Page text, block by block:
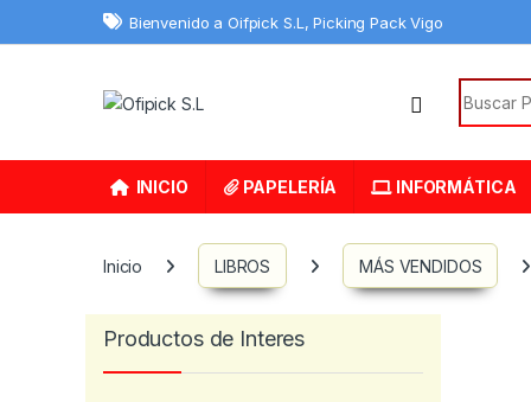
Skip to navigation
Skip to content Bienvenido a Oifpick S.L, Picking Pack Vigo
Search
INICIO PAPELERÍA INFORMÁTICA
Inicio LIBROS MÁS VENDIDOS
Productos de Interes